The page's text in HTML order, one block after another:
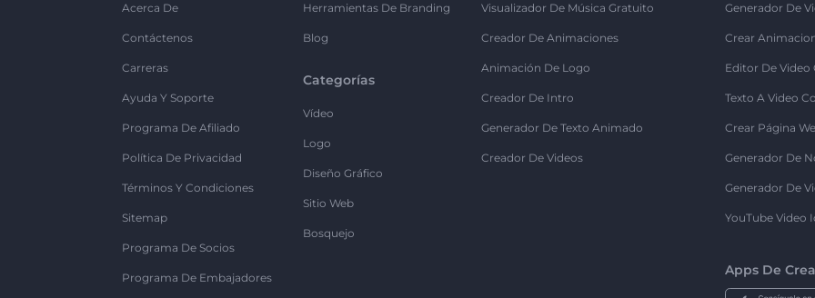
Acerca De
Contáctenos
Carreras
Ayuda Y Soporte
Programa De Afiliado
Política De Privacidad
Términos Y Condiciones
Sitemap
Programa De Socios
Programa De Embajadores
Herramientas De Branding
Blog
Categorías
Vídeo
Logo
Diseño Gráfico
Sitio Web
Bosquejo
Visualizador De Música Gratuito
Creador De Animaciones
Animación De Logo
Creador De Intro
Generador De Texto Animado
Creador De Videos
Generador De
Crear
Editor De Video
Texto A Video
Crear Página
Generador De
Generador De
YouTube Video
Apps De